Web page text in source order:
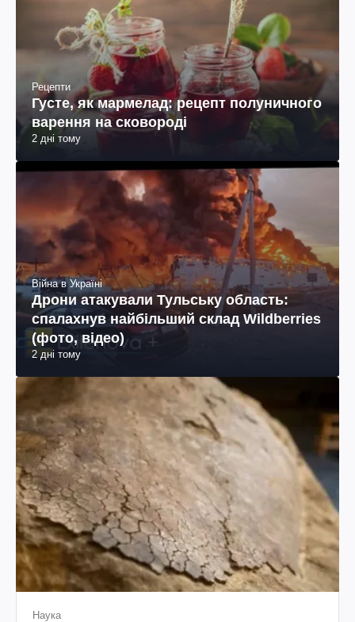
Рецепти
Густе, як мармелад: рецепт полуничного
варення на сковороді
2 дні тому
Війна в Україні
Дрони атакували Тульську область:
спалахнув найбільший склад Wildberries
(фото, відео)
2 дні тому
Наука